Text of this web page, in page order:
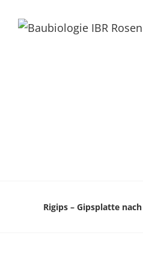
Rigips – Gipsplatte